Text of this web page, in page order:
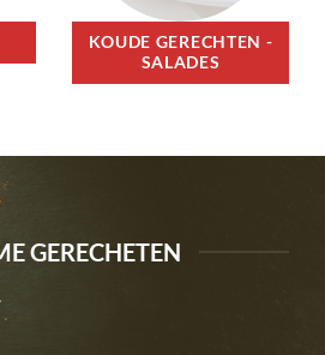
KOUDE GERECHTEN -
SALADES
GERECHETEN